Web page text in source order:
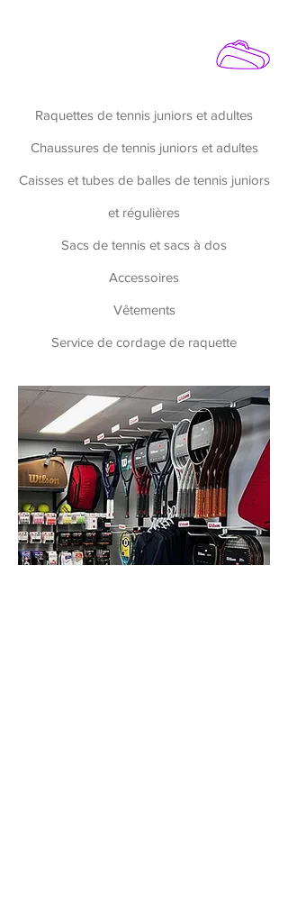
Raquettes de tennis juniors et adultes
Chaussures de tennis juniors et adultes
Caisses et tubes de balles de tennis juniors
et régulières
Sacs de tennis et sacs à dos
Accessoires
Vêtements
Service de cordage de raquette